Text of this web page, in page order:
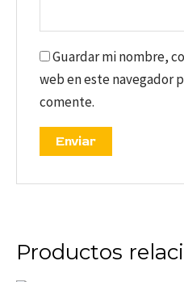
Guardar mi nombre,
web en este navegador
comente.
Productos